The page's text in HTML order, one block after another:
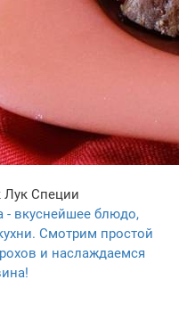
Лук Специи
- вкуснейшее блюдо,
Смотрим простой
и наслаждаемся